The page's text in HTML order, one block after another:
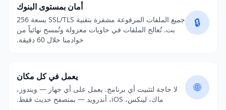
🔒
أمان بمستوى البنوك
جميع الملفات المرفوعة مشفرة بتقنية SSL/TLS بسعة 256
بت. تُعالج الملفات في حاويات معزولة وتُمسح نهائياً من
خوادمنا خلال 60 دقيقة.
🌐
يعمل في كل مكان
لا حاجة لتثبيت أي برنامج. يعمل على أي جهاز — ويندوز،
ماك، لينكس، iOS، أندرويد — بمتصفح حديث فقط.